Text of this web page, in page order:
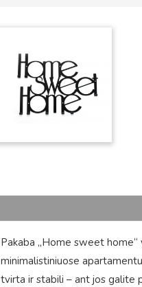
Pakaba „Home sweet home“
minimalistiniuose
tvirta ir stabili – ant jos galite